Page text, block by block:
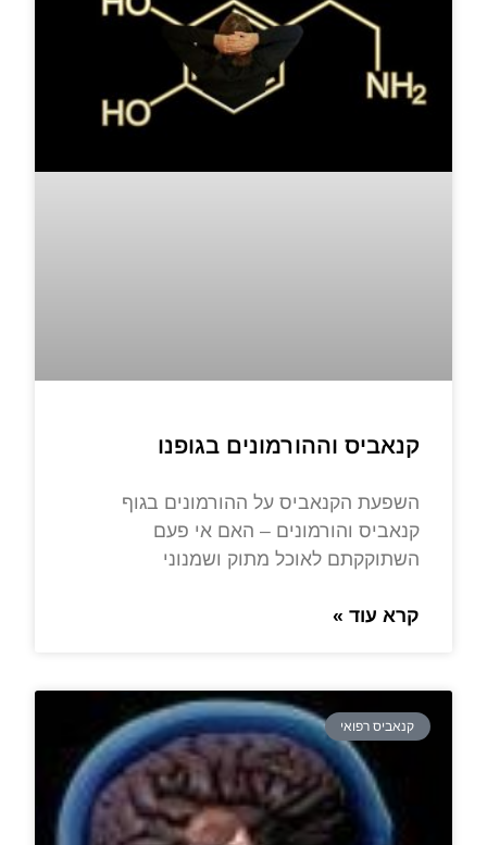
קנאביס וההורמונים בגופנו
השפעת הקנאביס על ההורמונים בגוף
קנאביס והורמונים – האם אי פעם
השתוקקתם לאוכל מתוק ושמנוני
קרא עוד »
קנאביס רפואי